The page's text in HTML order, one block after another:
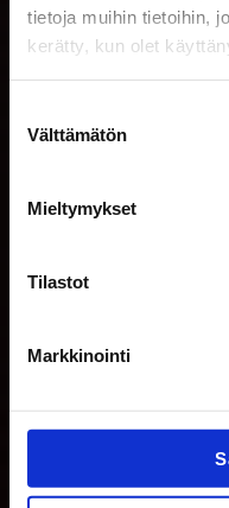
tietoja muihin tietoihin,
kerätty, kun olet
valinta
Välttämätön
Mieltymykset
Tilastot
Markkinointi